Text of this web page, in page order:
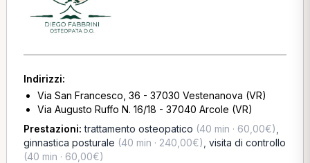
Indirizzi:
Via San Francesco, 36 - 37030 Vestenanova (VR)
Via Augusto Ruffo N. 16/18 - 37040 Arcole (VR)
Prestazioni:trattamento osteopatico (40 min · 60,00€)
ginnastica posturale (40 min · 240,00€) visita di controllo
(40 min · 60,00€)